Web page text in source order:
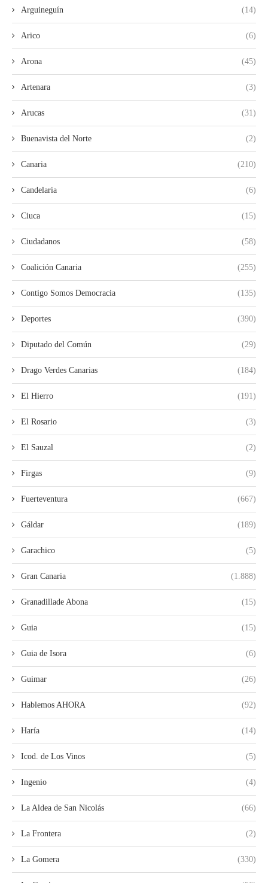
Arguineguín (14)
Arico (6)
Arona (45)
Artenara (3)
Arucas (31)
Buenavista del Norte (2)
Canaria (210)
Candelaria (6)
Ciuca (15)
Ciudadanos (58)
Coalición Canaria (255)
Contigo Somos Democracia (135)
Deportes (390)
Diputado del Común (29)
Drago Verdes Canarias (184)
El Hierro (191)
El Rosario (3)
El Sauzal (2)
Firgas (9)
Fuerteventura (667)
Gáldar (189)
Garachico (5)
Gran Canaria (1.888)
Granadillade Abona (15)
Guia (15)
Guia de Isora (6)
Guimar (26)
Hablemos AHORA (92)
Haría (14)
Icod. de Los Vinos (5)
Ingenio (4)
La Aldea de San Nicolás (66)
La Frontera (2)
La Gomera (330)